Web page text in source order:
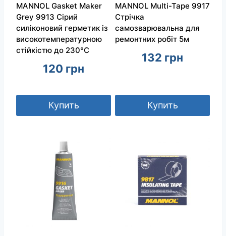
MANNOL Gasket Maker
Grey 9913 Сірий
силіконовий герметик із
високотемпературною
стійкістю до 230°C
120 грн
Купить
MANNOL Multi-Tape 9917
Стрічка
самозварювальна для
ремонтних робіт 5м
132 грн
Купить